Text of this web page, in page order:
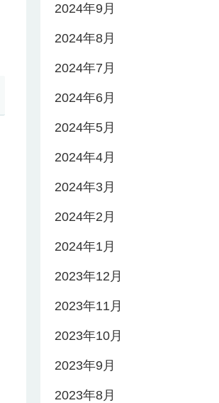
2024年9月
2024年8月
2024年7月
2024年6月
2024年5月
2024年4月
2024年3月
2024年2月
2024年1月
2023年12月
2023年11月
2023年10月
2023年9月
2023年8月